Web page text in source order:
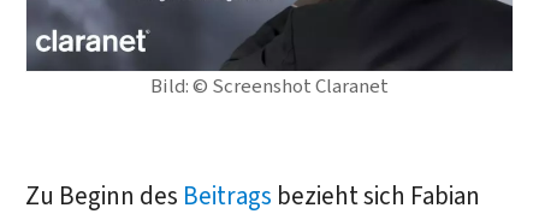
Bild: © Screenshot Claranet
Zu Beginn des Beitrags bezieht sich Fabian